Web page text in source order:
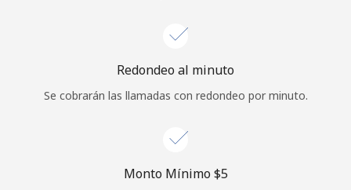
Redondeo al minuto
Se cobrarán las llamadas con redondeo por minuto.
Monto Mínimo ⁦$5⁩